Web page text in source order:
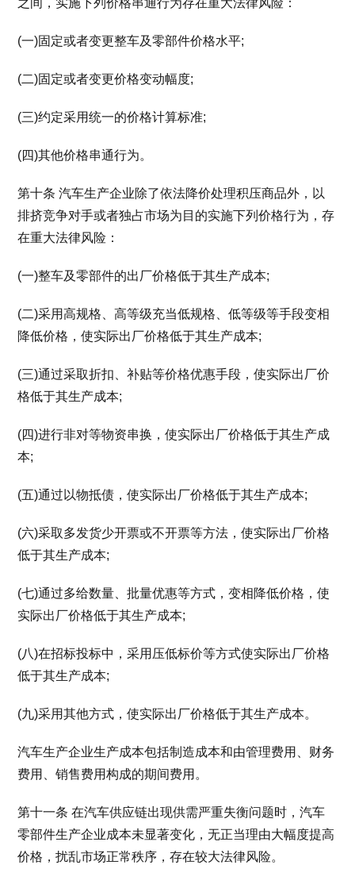
之间，实施下列价格串通行为存在重大法律风险：
(一)固定或者变更整车及零部件价格水平;
(二)固定或者变更价格变动幅度;
(三)约定采用统一的价格计算标准;
(四)其他价格串通行为。
第十条 汽车生产企业除了依法降价处理积压商品外，以
排挤竞争对手或者独占市场为目的实施下列价格行为，存
在重大法律风险：
(一)整车及零部件的出厂价格低于其生产成本;
(二)采用高规格、高等级充当低规格、低等级等手段变相
降低价格，使实际出厂价格低于其生产成本;
(三)通过采取折扣、补贴等价格优惠手段，使实际出厂价
格低于其生产成本;
(四)进行非对等物资串换，使实际出厂价格低于其生产成
本;
(五)通过以物抵债，使实际出厂价格低于其生产成本;
(六)采取多发货少开票或不开票等方法，使实际出厂价格
低于其生产成本;
(七)通过多给数量、批量优惠等方式，变相降低价格，使
实际出厂价格低于其生产成本;
(八)在招标投标中，采用压低标价等方式使实际出厂价格
低于其生产成本;
(九)采用其他方式，使实际出厂价格低于其生产成本。
汽车生产企业生产成本包括制造成本和由管理费用、财务
费用、销售费用构成的期间费用。
第十一条 在汽车供应链出现供需严重失衡问题时，汽车
零部件生产企业成本未显著变化，无正当理由大幅度提高
价格，扰乱市场正常秩序，存在较大法律风险。